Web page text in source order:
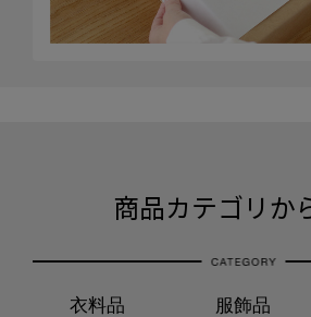
商品カテゴリか
衣料品 服飾品